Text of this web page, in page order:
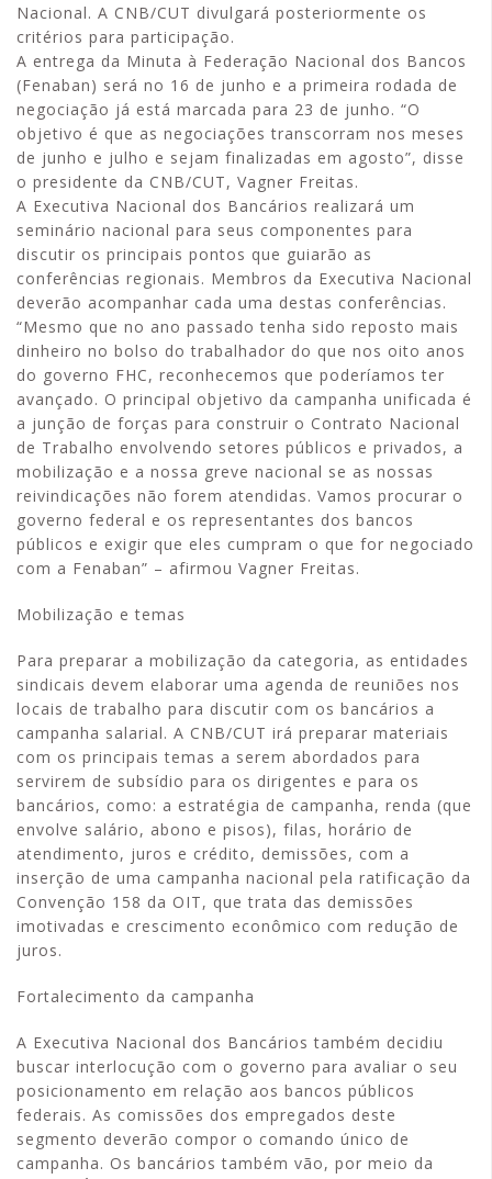
Nacional. A CNB/CUT divulgará posteriormente os
critérios para participação.
A entrega da Minuta à Federação Nacional dos Bancos
(Fenaban) será no 16 de junho e a primeira rodada de
negociação já está marcada para 23 de junho. “O
objetivo é que as negociações transcorram nos meses
de junho e julho e sejam finalizadas em agosto”, disse
o presidente da CNB/CUT, Vagner Freitas.
A Executiva Nacional dos Bancários realizará um
seminário nacional para seus componentes para
discutir os principais pontos que guiarão as
conferências regionais. Membros da Executiva Nacional
deverão acompanhar cada uma destas conferências.
“Mesmo que no ano passado tenha sido reposto mais
dinheiro no bolso do trabalhador do que nos oito anos
do governo FHC, reconhecemos que poderíamos ter
avançado. O principal objetivo da campanha unificada é
a junção de forças para construir o Contrato Nacional
de Trabalho envolvendo setores públicos e privados, a
mobilização e a nossa greve nacional se as nossas
reivindicações não forem atendidas. Vamos procurar o
governo federal e os representantes dos bancos
públicos e exigir que eles cumpram o que for negociado
com a Fenaban” – afirmou Vagner Freitas.
Mobilização e temas
Para preparar a mobilização da categoria, as entidades
sindicais devem elaborar uma agenda de reuniões nos
locais de trabalho para discutir com os bancários a
campanha salarial. A CNB/CUT irá preparar materiais
com os principais temas a serem abordados para
servirem de subsídio para os dirigentes e para os
bancários, como: a estratégia de campanha, renda (que
envolve salário, abono e pisos), filas, horário de
atendimento, juros e crédito, demissões, com a
inserção de uma campanha nacional pela ratificação da
Convenção 158 da OIT, que trata das demissões
imotivadas e crescimento econômico com redução de
juros.
Fortalecimento da campanha
A Executiva Nacional dos Bancários também decidiu
buscar interlocução com o governo para avaliar o seu
posicionamento em relação aos bancos públicos
federais. As comissões dos empregados deste
segmento deverão compor o comando único de
campanha. Os bancários também vão, por meio da